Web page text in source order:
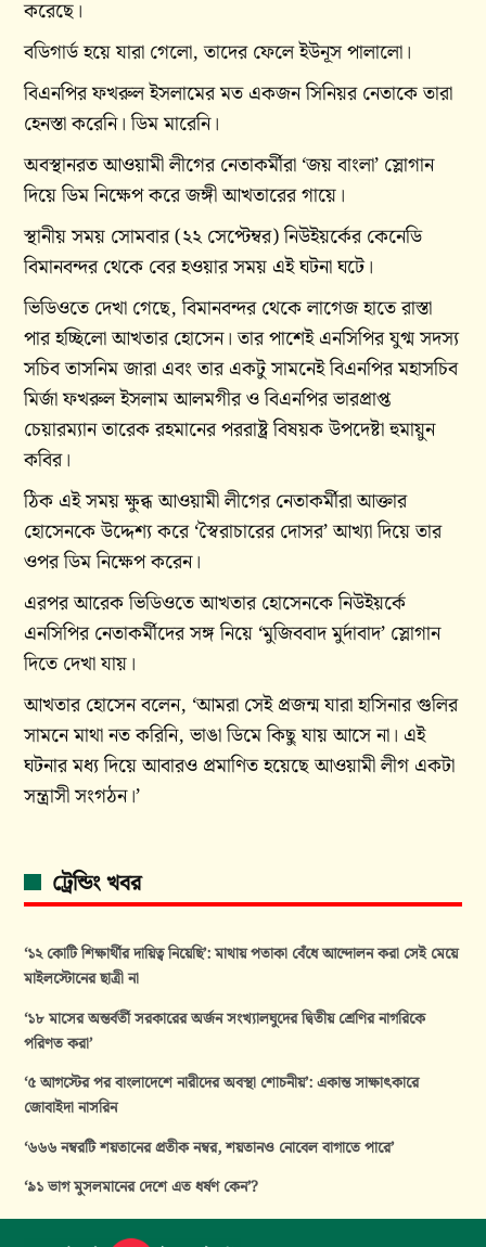
করেছে।
বডিগার্ড হয়ে যারা গেলো, তাদের ফেলে ইউনূস পালালো।
বিএনপির ফখরুল ইসলামের মত একজন সিনিয়র নেতাকে তারা
হেনস্তা করেনি। ডিম মারেনি।
অবস্থানরত আওয়ামী লীগের নেতাকর্মীরা ‘জয় বাংলা’ স্লোগান
দিয়ে ডিম নিক্ষেপ করে জঙ্গী আখতারের গায়ে।
স্থানীয় সময় সোমবার (২২ সেপ্টেম্বর) নিউইয়র্কের কেনেডি
বিমানবন্দর থেকে বের হওয়ার সময় এই ঘটনা ঘটে।
ভিডিওতে দেখা গেছে, বিমানবন্দর থেকে লাগেজ হাতে রাস্তা
পার হচ্ছিলো আখতার হোসেন। তার পাশেই এনসিপির যুগ্ম সদস্য
সচিব তাসনিম জারা এবং তার একটু সামনেই বিএনপির মহাসচিব
মির্জা ফখরুল ইসলাম আলমগীর ও বিএনপির ভারপ্রাপ্ত
চেয়ারম্যান তারেক রহমানের পররাষ্ট্র বিষয়ক উপদেষ্টা হুমায়ুন
কবির।
ঠিক এই সময় ক্ষুব্ধ আওয়ামী লীগের নেতাকর্মীরা আক্তার
হোসেনকে উদ্দেশ্য করে ‘স্বৈরাচারের দোসর’ আখ্যা দিয়ে তার
ওপর ডিম নিক্ষেপ করেন।
এরপর আরেক ভিডিওতে আখতার হোসেনকে নিউইয়র্কে
এনসিপির নেতাকর্মীদের সঙ্গ নিয়ে ‘মুজিববাদ মুর্দাবাদ’ স্লোগান
দিতে দেখা যায়।
আখতার হোসেন বলেন, ‘আমরা সেই প্রজন্ম যারা হাসিনার গুলির
সামনে মাথা নত করিনি, ভাঙা ডিমে কিছু যায় আসে না। এই
ঘটনার মধ্য দিয়ে আবারও প্রমাণিত হয়েছে আওয়ামী লীগ একটা
সন্ত্রাসী সংগঠন।’
ট্রেন্ডিং খবর
‘১২ কোটি শিক্ষার্থীর দায়িত্ব নিয়েছি’: মাথায় পতাকা বেঁধে আন্দোলন করা সেই মেয়ে
মাইলস্টোনের ছাত্রী না
‘১৮ মাসের অন্তর্বর্তী সরকারের অর্জন সংখ্যালঘুদের দ্বিতীয় শ্রেণির নাগরিকে
পরিণত করা’
‘৫ আগস্টের পর বাংলাদেশে নারীদের অবস্থা শোচনীয়’: একান্ত সাক্ষাৎকারে
জোবাইদা নাসরিন
‘৬৬৬ নম্বরটি শয়তানের প্রতীক নম্বর, শয়তানও নোবেল বাগাতে পারে’
‘৯১ ভাগ মুসলমানের দেশে এত ধর্ষণ কেন’?